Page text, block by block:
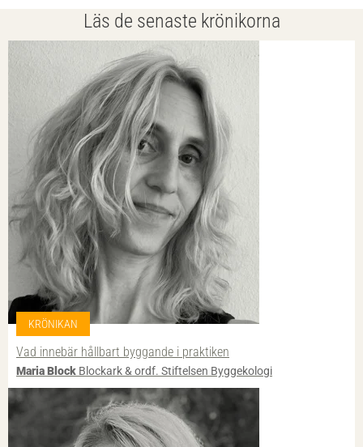
Läs de senaste krönikorna
KRÖNIKAN
Vad innebär hållbart byggande i praktiken
Maria Block Blockark & ordf. Stiftelsen Byggekologi